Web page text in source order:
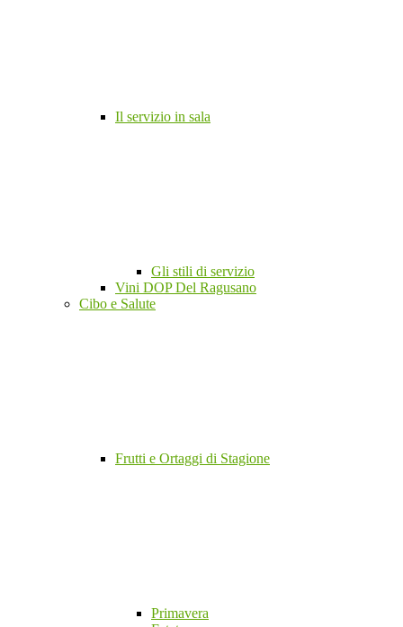
Il servizio in sala
Gli stili di servizio
Vini DOP Del Ragusano
Cibo e Salute
Frutti e Ortaggi di Stagione
Primavera